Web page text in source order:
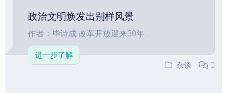
政治文明焕发出别样风景
作者：毕诗成 改革开放迎来30年...
进一步了解
杂谈
0